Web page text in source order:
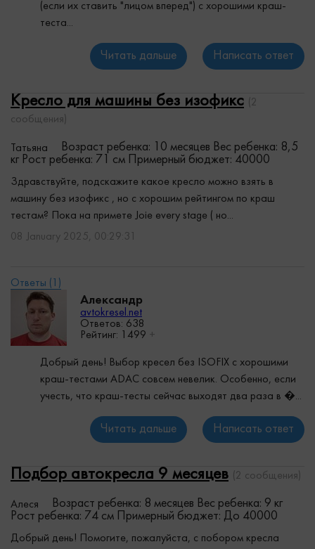
(если их ставить "лицом вперед") с хорошими краш-
теста...
Читать дальше Написать ответ
Кресло для машины без изофикс
(2
сообщения)
Татьяна Возраст ребенка: 10 месяцев Вес ребенка: 8,5
кг Рост ребенка: 71 см Примерный бюджет: 40000
Здравствуйте, подскажите какое кресло можно взять в
машину без изофикс , но с хорошим рейтингом по краш
тестам? Пока на примете Joie every stage ( но...
08 January 2025, 00:29:31
Александр
avtokresel.net
Ответов: 638
Рейтинг:
1499 +
Добрый день! Выбор кресел без ISOFIX с хорошими
краш-тестами ADAC совсем невелик. Особенно, если
учесть, что краш-тесты сейчас выходят два раза в �...
Читать дальше Написать ответ
Подбор автокресла 9 месяцев (2 сообщения)
Алеся Возраст ребенка: 8 месяцев Вес ребенка: 9 кг
Рост ребенка: 74 см
Примерный бюджет: До 40000
Добрый день! Помогите, пожалуйста, с побором кресла